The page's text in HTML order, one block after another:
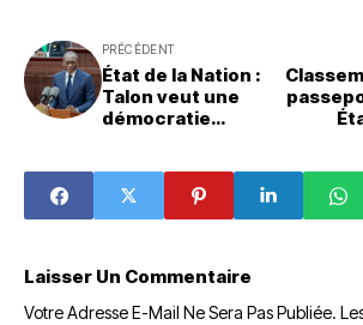
PRÉCÉDENT
État de la Nation :
Talon veut une
démocratie
Laisser Un Commentaire
Votre Adresse E-Mail Ne Sera Pas Publiée.